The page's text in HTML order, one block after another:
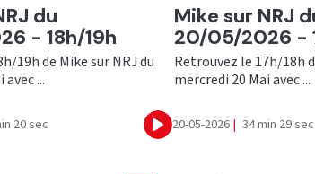
du
- 18h/19h
19h de Mike sur NRJ du
...
20 sec Ecouter
Ecouter
Mike sur NRJ
20/05/2026 -
Retrouvez le 17h/18h
mercredi 20 Mai avec ...
20-05-2026 | 34 min 29 sec